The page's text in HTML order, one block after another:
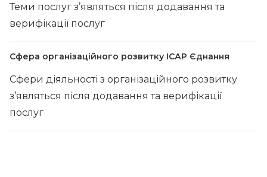
Теми послуг з’являться після додавання та
верифікації послуг
Сфера організаційного розвитку ІСАР Єднання
Сфери діяльності з організаційного розвитку
з’являться після додавання та верифікації
послуг